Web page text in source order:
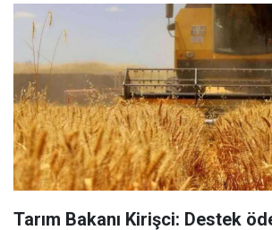
Tarım Bakanı Kirişci: Destek